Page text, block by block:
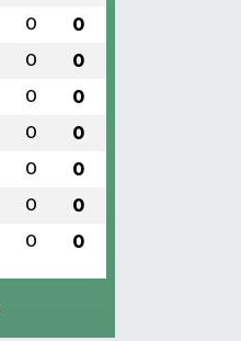
0 0
0 0
0 0
0 0
0 0
0 0
0 0